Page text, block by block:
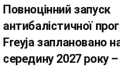
Повноцінний запуск
антибалістичної
Freyja заплановано
середину 2027 року